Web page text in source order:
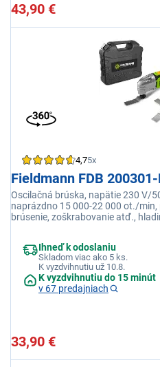
43,90 €
4,75x
Fieldmann FDB 200301-
Oscilačná brúska, napätie 230 V/
naprázdno 15 000-22 000 ot./min,
brúsenie, zoškrabovanie atď.,
Ihneď k odoslaniu
Skladom viac ako 5 ks.
K vyzdvihnutiu už 10.8.
K vyzdvihnutiu do 15 minút
v 67 predajniach
33,90 €